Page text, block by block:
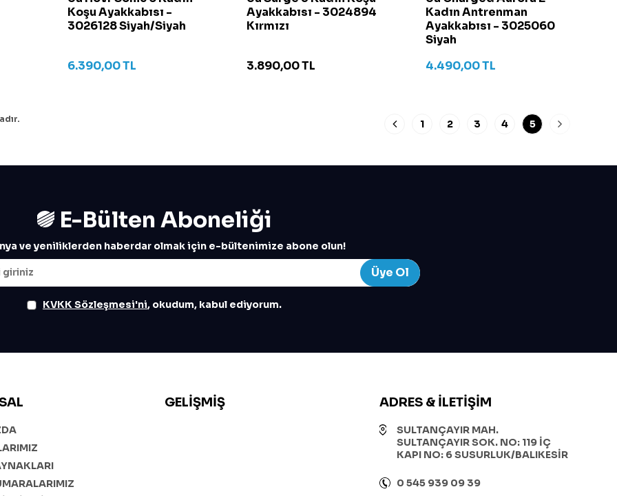
Koşu Ayakkabısı -
3026128 Siyah/Siyah
6.390,00TL
Ayakkabısı - 3024894
Kırmızı
3.890,00TL
Kadın Antrenman
Ayakkabısı - 3025060
Siyah
4.490,00TL
1 2 3 4 5
E-Bülten Aboneliği
ve yeniliklerden haberdar olmak için e-bültenimize abone olun!
Üye Ol
KVKK Sözleşmesi'ni, okudum, kabul ediyorum.
GELIŞMIŞ ADRES & İLETIŞIM
SULTANÇAYIR MAH.
SULTANÇAYIR SOK. NO: 119 İÇ
KAPI NO: 6 SUSURLUK/BALIKESİR
0 545 939 09 39